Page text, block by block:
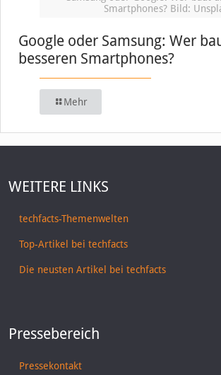
Smartphones? Bild:
Google oder Samsung: Wer
besseren Smartphones?
Mehr
WEITERE LINKS
techfacts-Themenwelten
Top-Artikel bei techfacts
Die neusten Artikel bei techfacts
Pressebereich
Pressekontakt